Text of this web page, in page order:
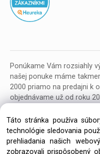
Ponúkame Vám rozsiahly
našej ponuke máme
2000 priamo na predajni k
objednávame už od roku
Táto stránka používa
technológie sledovania
prehliadania našich
zobrazovali prispôsobený